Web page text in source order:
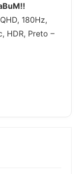
180Hz,
HDR, Preto –